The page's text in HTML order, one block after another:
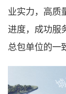
业实力，高质
进度，成功服
总包单位的一